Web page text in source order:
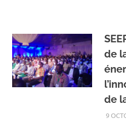
de
de
9